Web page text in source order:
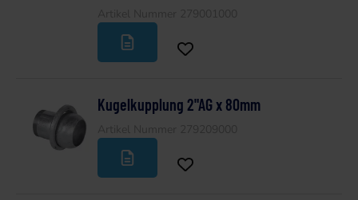
Kugelkupplung 2"AG x 80mm